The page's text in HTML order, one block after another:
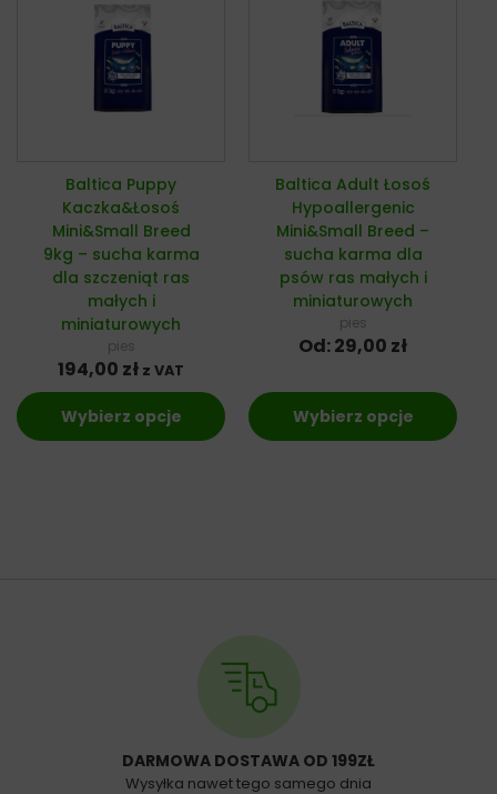
Baltica Puppy
Kaczka&Łosoś
Mini&Small Breed
9kg – sucha karma
dla szczeniąt ras
małych i
miniaturowych
pies
194,00 zł z VAT
Wybierz opcje
Baltica Adult Łosoś
Hypoallergenic
Mini&Small Breed –
sucha karma dla
psów ras małych i
miniaturowych
pies
Od:29,00 zł
Wybierz opcje
DARMOWA DOSTAWA OD 199ZŁ
Wysyłka nawet tego samego dnia